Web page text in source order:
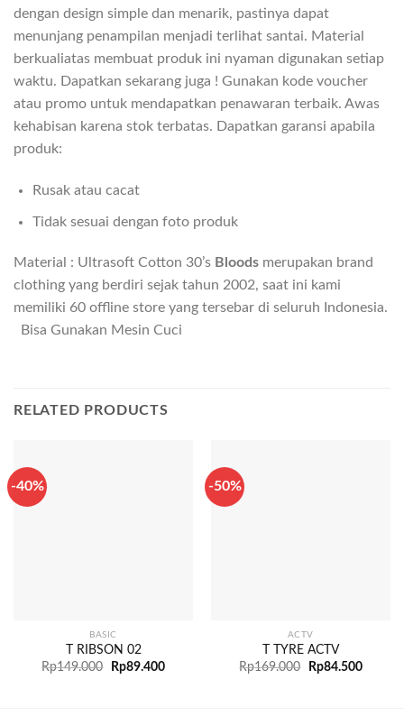
dengan design simple dan menarik, pastinya dapat
menunjang penampilan menjadi terlihat santai. Material
berkualiatas membuat produk ini nyaman digunakan setiap
waktu. Dapatkan sekarang juga ! Gunakan kode voucher
atau promo untuk mendapatkan penawaran terbaik. Awas
kehabisan karena stok terbatas. Dapatkan garansi apabila
produk:
Rusak atau cacat
Tidak sesuai dengan foto produk
Material : Ultrasoft Cotton 30’s Bloods merupakan brand
clothing yang berdiri sejak tahun 2002, saat ini kami
memiliki 60 offline store yang tersebar di seluruh Indonesia.
Bisa Gunakan Mesin Cuci
RELATED PRODUCTS
-40%
BASIC
T RIBSON 02
Rp149.000 Rp89.400
-50%
ACTV
T TYRE ACTV
Rp169.000 Rp84.500